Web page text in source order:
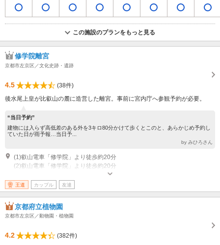
この施設のプランをもっと見る
修学院離宮
京都市左京区／文化史跡・遺跡
4.5
(38件)
後水尾上皇が比叡山の麓に造営した離宮。事前に宮内庁へ参観予約が必要。
“当日予約”
建物には入らず高低差のある外を3キロ80分かけて歩くとこのと、あらかじめ予約し
ていた日が雨予報…当日予...
by みひろさん
(1)叡山電車「修学院」より徒歩約20分
(2)叡山電車「修学院」より徒歩約20分
見学：※事前予約制 申込み：往復はがき、ホームページ、宮内庁京都事務
所参観係の窓口 定員になり次第締め切り。詳細は電話にてお問合せ下さ
い。 非公開日：※参観の休止日 （1）月曜日（祝日の場合は火曜日） （2）
王道 カップル 友達
京都府立植物園
京都市左京区／動物園・植物園
4.2 (382件)